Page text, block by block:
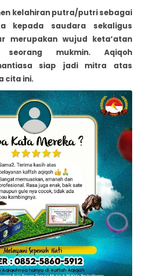
kelahiran putra/putri sebagai
kepada saudara sekaligus
merupakan wujud keta’atan
mukmin. Aqiqoh
siap jadi mitra atas
cita ini.